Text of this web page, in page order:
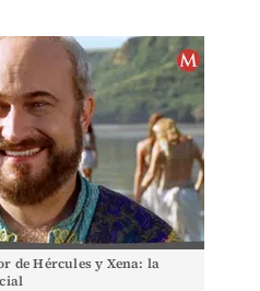
de Hércules y Xena: la